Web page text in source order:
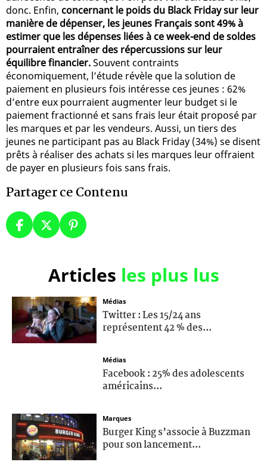
donc. Enfin, concernant le poids du Black Friday sur leur
manière de dépenser, les jeunes Français sont 49% à
estimer que les dépenses liées à ce week-end de soldes
pourraient entraîner des répercussions sur leur
équilibre financier.Souvent contraints
économiquement, l’étude révèle que la solution de
paiement en plusieurs fois intéresse ces jeunes : 62%
d’entre eux pourraient augmenter leur budget si le
paiement fractionné et sans frais leur était proposé par
les marques et par les vendeurs. Aussi, un tiers des
jeunes ne participant pas au Black Friday (34%) se disent
prêts à réaliser des achats si les marques leur offraient
de payer en plusieurs fois sans frais.
Partager ce Contenu
Articles les plus lus
Médias
Twitter : Les 15/24 ans
représentent 42 % des...
Médias
Facebook : 25% des adolescents
américains...
Marques
Burger King s’associe à Buzzman
pour son lancement...